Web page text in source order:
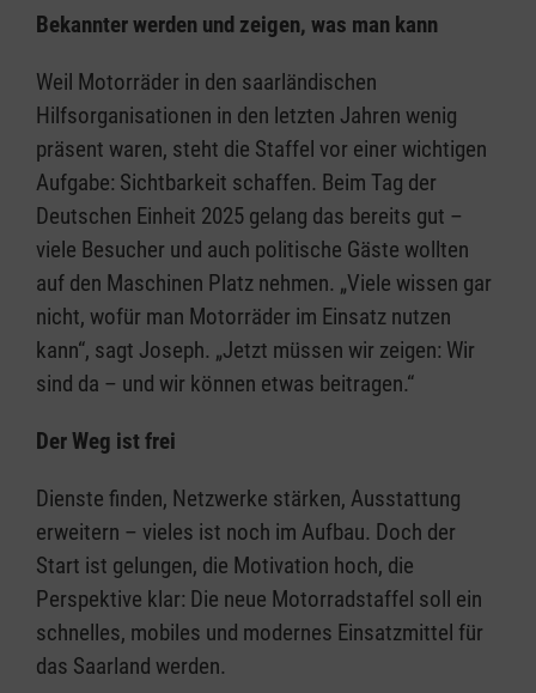
Bekannter werden und zeigen, was man kann
Weil Motorräder in den saarländischen
Hilfsorganisationen in den letzten Jahren wenig
präsent waren, steht die Staffel vor einer wichtigen
Aufgabe: Sichtbarkeit schaffen. Beim Tag der
Deutschen Einheit 2025 gelang das bereits gut –
viele Besucher und auch politische Gäste wollten
auf den Maschinen Platz nehmen. „Viele wissen gar
nicht, wofür man Motorräder im Einsatz nutzen
kann“, sagt Joseph. „Jetzt müssen wir zeigen: Wir
sind da – und wir können etwas beitragen.“
Der Weg ist frei
Dienste finden, Netzwerke stärken, Ausstattung
erweitern – vieles ist noch im Aufbau. Doch der
Start ist gelungen, die Motivation hoch, die
Perspektive klar: Die neue Motorradstaffel soll ein
schnelles, mobiles und modernes Einsatzmittel für
das Saarland werden.